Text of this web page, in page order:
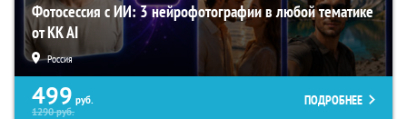
Фотосессия с ИИ: 3 нейрофотографии в любой тематике
от KK AI
Россия
499 руб.
1290руб.
ПОДРОБНЕЕ